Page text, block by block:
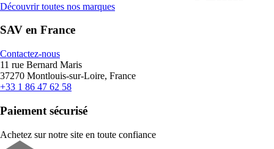
Découvrir toutes nos marques
SAV en France
Contactez-nous
11 rue Bernard Maris
37270 Montlouis-sur-Loire, France
+33 1 86 47 62 58
Paiement sécurisé
Achetez sur notre site en toute confiance